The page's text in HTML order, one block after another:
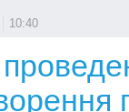
10:40